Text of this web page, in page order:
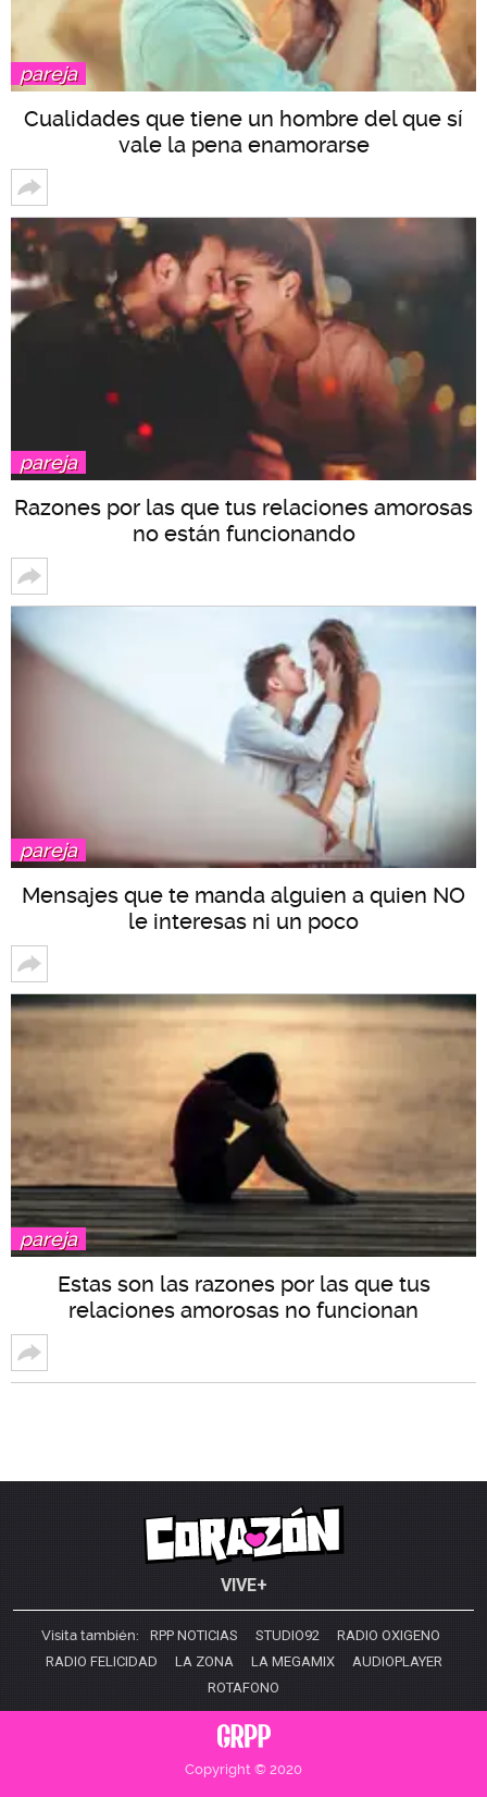
pareja
Cualidades que tiene un hombre del que sí
vale la pena enamorarse
pareja
Razones por las que tus relaciones amorosas
no están funcionando
pareja
Mensajes que te manda alguien a quien NO
le interesas ni un poco
pareja
Estas son las razones por las que tus
relaciones amorosas no funcionan
VIVE+
Visita también: RPP NOTICIAS STUDIO92
RADIO OXIGENO
RADIO FELICIDAD
LA ZONA LA MEGAMIX
AUDIOPLAYER
ROTAFONO
Copyright © 2020